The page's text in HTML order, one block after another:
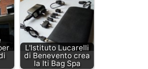
L'Istituto Lucarelli
di Benevento crea
la Iti Bag Spa